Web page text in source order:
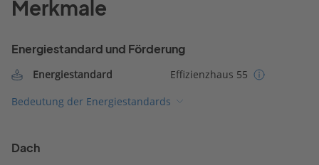
Merkmale
Energiestandard und Förderung
Energiestandard
Effizienzhaus 55
Bedeutung der Energiestandards
Dach